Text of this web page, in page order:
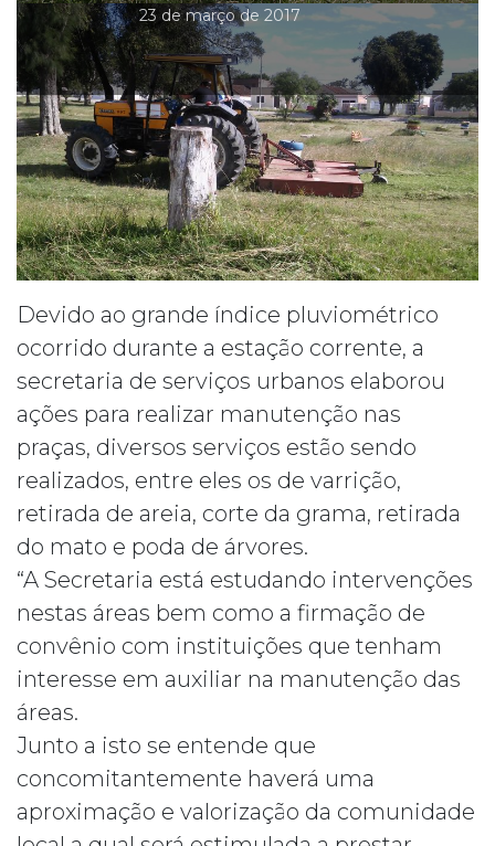
23 de março de 2017
Devido ao grande índice pluviométrico
ocorrido durante a estação corrente, a
secretaria de serviços urbanos elaborou
ações para realizar manutenção nas
praças, diversos serviços estão sendo
realizados, entre eles os de varrição,
retirada de areia, corte da grama, retirada
do mato e poda de árvores.
“A Secretaria está estudando intervenções
nestas áreas bem como a firmação de
convênio com instituições que tenham
interesse em auxiliar na manutenção das
áreas.
Junto a isto se entende que
concomitantemente haverá uma
aproximação e valorização da comunidade